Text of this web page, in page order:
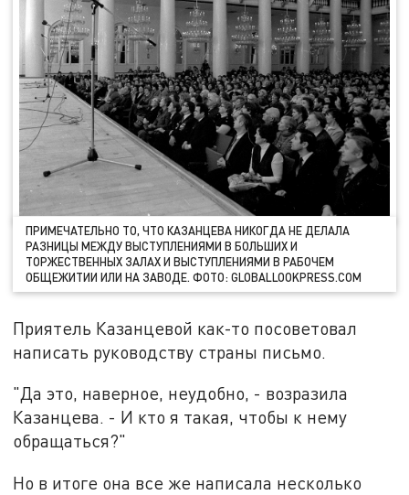
ПРИМЕЧАТЕЛЬНО ТО, ЧТО КАЗАНЦЕВА НИКОГДА НЕ ДЕЛАЛА
РАЗНИЦЫ МЕЖДУ ВЫСТУПЛЕНИЯМИ В БОЛЬШИХ И
ТОРЖЕСТВЕННЫХ ЗАЛАХ И ВЫСТУПЛЕНИЯМИ В РАБОЧЕМ
ОБЩЕЖИТИИ ИЛИ НА ЗАВОДЕ. ФОТО: GLOBALLOOKPRESS.COM
Приятель Казанцевой как-то посоветовал
написать руководству страны письмо.
"Да это, наверное, неудобно, - возразила
Казанцева. - И кто я такая, чтобы к нему
обращаться?"
Но в итоге она все же написала несколько